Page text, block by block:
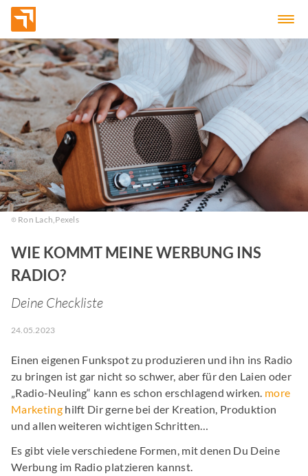
Ron Lach,Pexels
WIE KOMMT MEINE WERBUNG INS
RADIO?
Deine Checkliste
24.05.2023
Einen eigenen Funkspot zu produzieren und ihn ins Radio
zu bringen ist gar nicht so schwer, aber für den Laien oder
„Radio-Neuling“ kann es schon erschlagend wirken. more
Marketinghilft Dir gerne bei der Kreation, Produktion
und allen weiteren wichtigen Schritten…
Es gibt viele verschiedene Formen, mit denen Du Deine
Werbung im Radio platzieren kannst.